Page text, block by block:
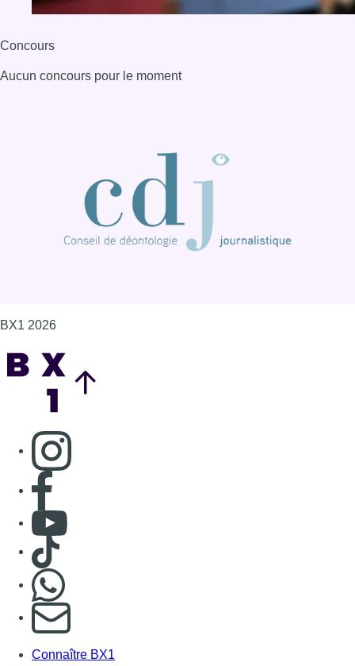
Concours
Aucun concours pour le moment
BX1 2026
Consulter page Instagram
Consulter page Facebook
Consulter Youtube
Consulter TikTok
S'abonner à notre newsletter
Connaître BX1